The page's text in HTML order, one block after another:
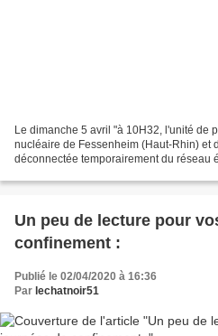
Le dimanche 5 avril "à 10H32, l'unité de
nucléaire de Fessenheim (Haut-Rhin) et
déconnectée temporairement du réseau
Un peu de lecture pour
confinement :
Publié le 02/04/2020 à 16:36
Par lechatnoir51